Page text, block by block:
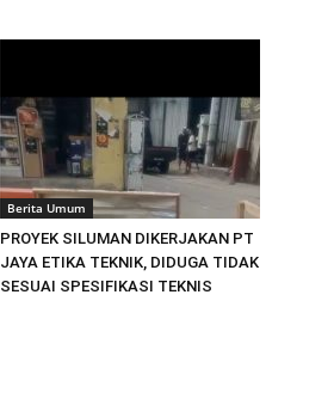
Berita Umum
PROYEK SILUMAN DIKERJAKAN PT
JAYA ETIKA TEKNIK, DIDUGA TIDAK
SESUAI SPESIFIKASI TEKNIS